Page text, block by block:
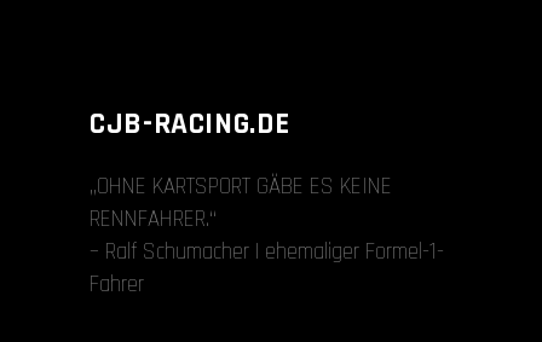
CJB-RACING.DE
„OHNE KARTSPORT GÄBE ES KEINE
RENNFAHRER.“
– Ralf Schumacher | ehemaliger Formel-1-
Fahrer